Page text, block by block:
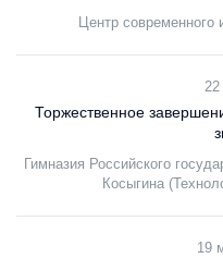
Центр современного
Торжественное
Гимназия Российского
Косыгина
19